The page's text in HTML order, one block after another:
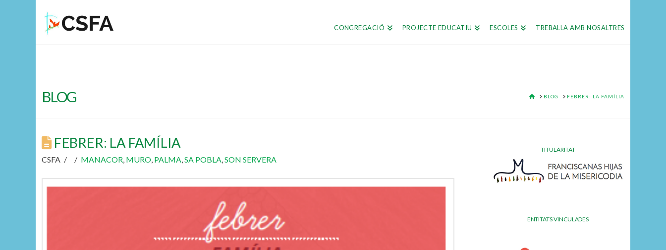
CONGREGACIÓ PROJECTE EDUCATIU ESCOLES TREBALLA AMB NOSALTRES
BLOG HOME
BLOG FEBRER: LA FAMÍLIA
FEBRER: LA FAMÍLIA
CSFA MANACOR, MURO, PALMA,SA POBLA,SON SERVERA
TITULARITAT
ENTITATS VINCULADES